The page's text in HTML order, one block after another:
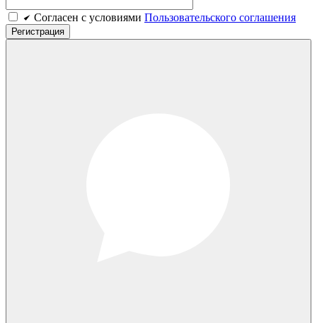
Cогласен c условиями Пользовательского соглашения